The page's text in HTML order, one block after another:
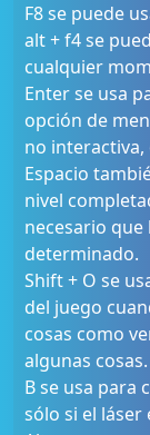
F8 se puede
alt + f4 se
cualquier
Enter se usa
opción de
no
Espacio
nivel
necesario
determinado.
Shift + O se
del juego
cosas como
algunas cosas.
B se usa para
sólo si el láser